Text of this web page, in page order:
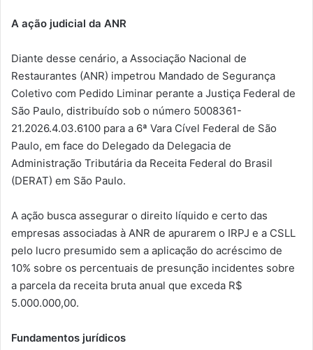
A ação judicial da ANR
Diante desse cenário, a Associação Nacional de
Restaurantes (ANR) impetrou Mandado de Segurança
Coletivo com Pedido Liminar perante a Justiça Federal de
São Paulo, distribuído sob o número 5008361-
21.2026.4.03.6100 para a 6ª Vara Cível Federal de São
Paulo, em face do Delegado da Delegacia de
Administração Tributária da Receita Federal do Brasil
(DERAT) em São Paulo.
A ação busca assegurar o direito líquido e certo das
empresas associadas à ANR de apurarem o IRPJ e a CSLL
pelo lucro presumido sem a aplicação do acréscimo de
10% sobre os percentuais de presunção incidentes sobre
a parcela da receita bruta anual que exceda R$
5.000.000,00.
Fundamentos jurídicos